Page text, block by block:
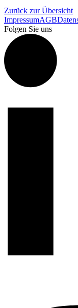
Zurück zur Übersicht
ImpressumAGB
Folgen Sie uns